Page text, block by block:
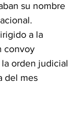
su nombre
a la
convoy
orden judicial
del mes